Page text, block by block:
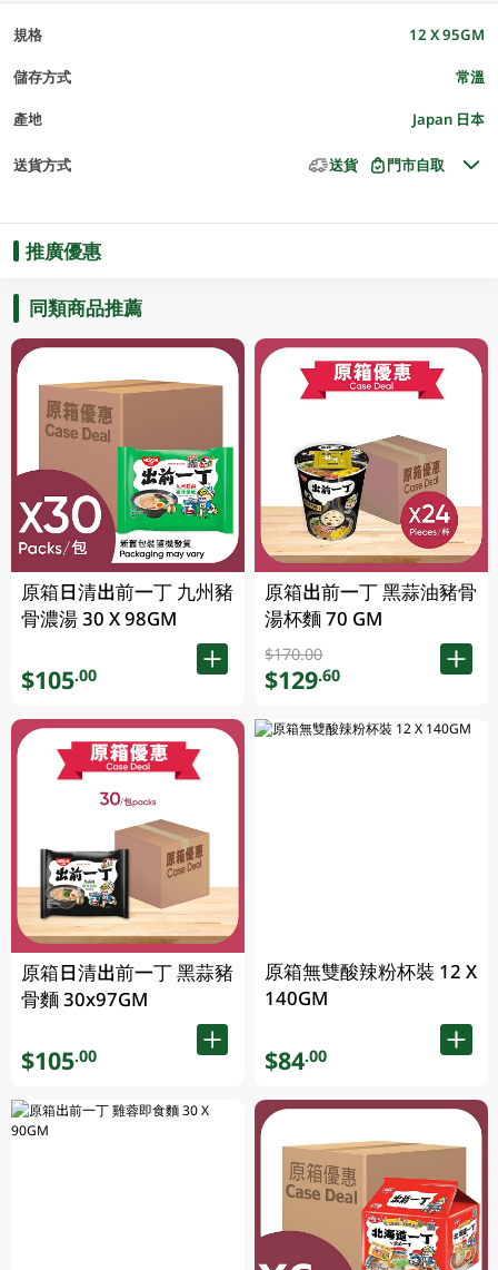
規格 12 X 95GM
儲存方式 常溫
產地 Japan 日本
送貨方式 送貨 門市自取
推廣優惠
同類商品推薦
原箱日清出前一丁 九州豬
骨濃湯 30 X 98GM
$105.00
原箱日清出前一丁 黑蒜豬
骨麵 30x97GM
$105.00
原箱出前一丁 黑蒜油豬骨
湯杯麵 70 GM
$170.00
$129.60
原箱無雙酸辣粉杯裝 12 X
140GM
$84.00